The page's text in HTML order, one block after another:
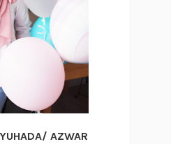
AZWAR